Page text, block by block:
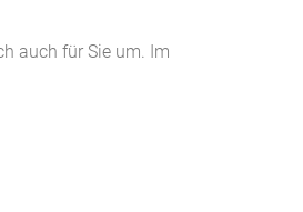
auch für Sie um. Im